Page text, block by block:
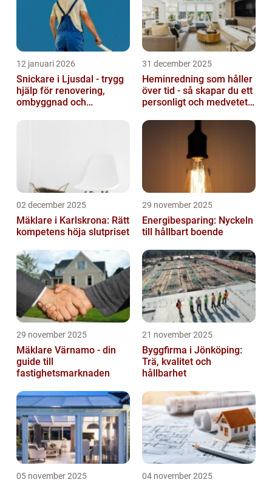
12 januari 2026
Snickare i Ljusdal - trygg
hjälp för renovering,
ombyggnad och
31 december 2025
Heminredning som håller
över tid - så skapar du ett
personligt och medvetet
02 december 2025
Mäklare i Karlskrona: Rätt
kompetens höja slutpriset
29 november 2025
Energibesparing: Nyckeln
till hållbart boende
29 november 2025
Mäklare Värnamo - din
guide till
fastighetsmarknaden
21 november 2025
Byggfirma i Jönköping:
Trä, kvalitet och
hållbarhet
05 november 2025 04 november 2025